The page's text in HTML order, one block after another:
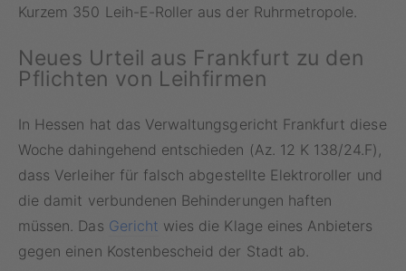
Kurzem 350 Leih-E-Roller aus der Ruhrmetropole.
Neues Urteil aus Frankfurt zu den
Pflichten von Leihfirmen
In Hessen hat das Verwaltungsgericht Frankfurt diese
Woche dahingehend entschieden (Az. 12 K 138/24.F),
dass Verleiher für falsch abgestellte Elektroroller und
die damit verbundenen Behinderungen haften
müssen. Das Gericht wies die Klage eines Anbieters
gegen einen Kostenbescheid der Stadt ab.